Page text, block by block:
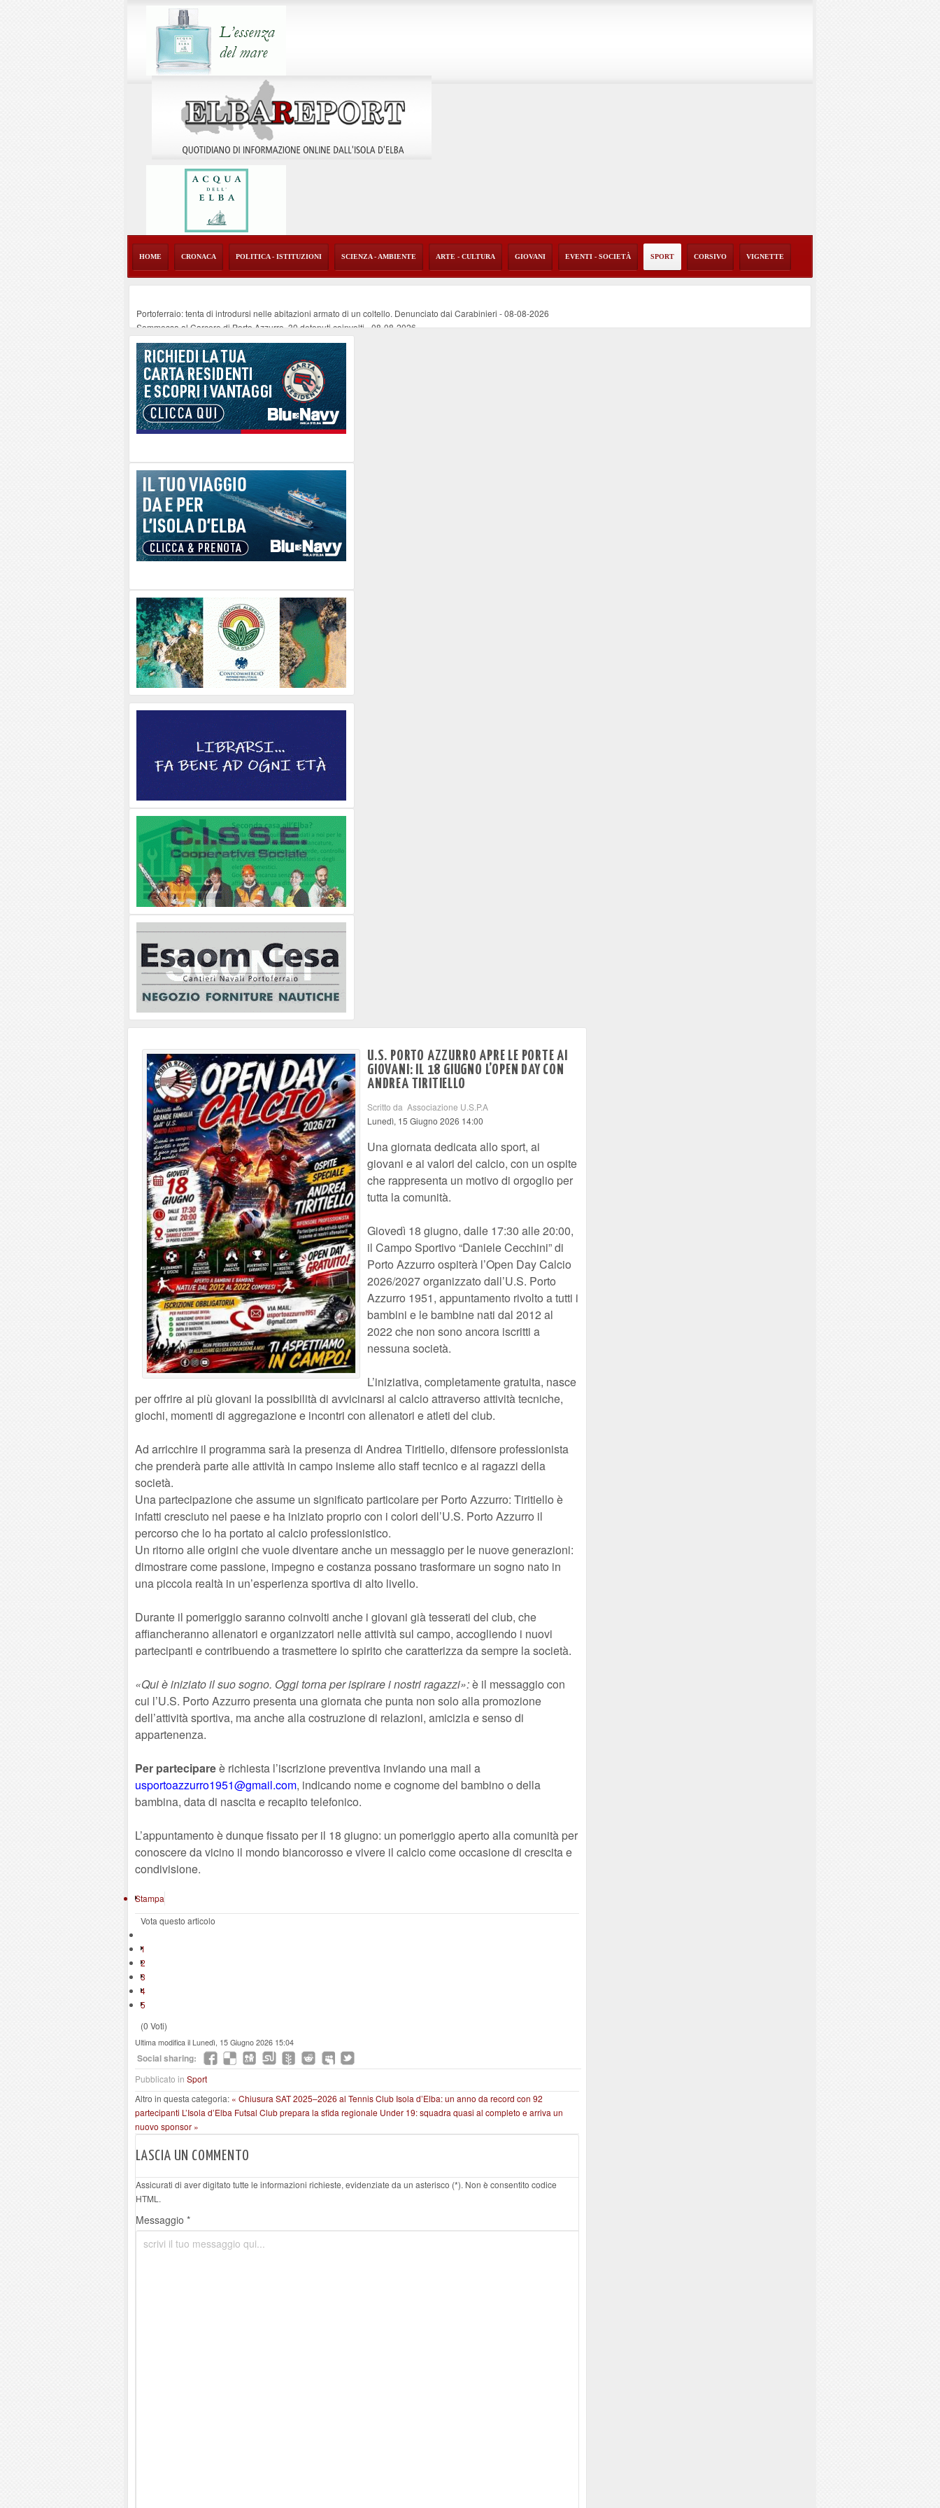
HOME CRONACA POLITICA - ISTITUZIONI SCIENZA - AMBIENTE ARTE - CULTURA GIOVANI EVENTI - SOCIETÀ SPORT CORSIVO VIGNETTE
Portoferraio: tenta di introdursi nelle abitazioni armato di un coltello. Denunciato dai Carabinieri -08-08-2026
Sommossa al Carcere di Porto Azzurro, 30 detenuti coinvolti-08-08-2026
“Diamanti all’Inferno nell’infinito” e il teatro come esercizio del dubbio
Mola ripulita dagli scout Agesci della Valsusa e Legambiente
La grave carenza di medici Usmaf sta creando notevoli disagi ai lavoratori marittimi e alle aziende
U.S. PORTO AZZURRO APRE LE PORTE AI
GIOVANI: IL 18 GIUGNO L’OPEN DAY CON
ANDREA TIRITIELLO
Scritto da Associazione U.S.P.A
Lunedì, 15 Giugno 2026 14:00
Una giornata dedicata allo sport, ai
giovani e ai valori del calcio, con un ospite
che rappresenta un motivo di orgoglio per
tutta la comunità.
Giovedì 18 giugno, dalle 17:30 alle 20:00,
il Campo Sportivo “Daniele Cecchini” di
Porto Azzurro ospiterà l’Open Day Calcio
2026/2027 organizzato dall’U.S. Porto
Azzurro 1951, appuntamento rivolto a tutti i
bambini e le bambine nati dal 2012 al
2022 che non sono ancora iscritti a
nessuna società.
L’iniziativa, completamente gratuita, nasce
per offrire ai più giovani la possibilità di avvicinarsi al calcio attraverso attività tecniche,
giochi, momenti di aggregazione e incontri con allenatori e atleti del club.
Ad arricchire il programma sarà la presenza di Andrea Tiritiello, difensore professionista
che prenderà parte alle attività in campo insieme allo staff tecnico e ai ragazzi della
società.
Una partecipazione che assume un significato particolare per Porto Azzurro: Tiritiello è
infatti cresciuto nel paese e ha iniziato proprio con i colori dell’U.S. Porto Azzurro il
percorso che lo ha portato al calcio professionistico.
Un ritorno alle origini che vuole diventare anche un messaggio per le nuove generazioni:
dimostrare come passione, impegno e costanza possano trasformare un sogno nato in
una piccola realtà in un’esperienza sportiva di alto livello.
Durante il pomeriggio saranno coinvolti anche i giovani già tesserati del club, che
affiancheranno allenatori e organizzatori nelle attività sul campo, accogliendo i nuovi
partecipanti e contribuendo a trasmettere lo spirito che caratterizza da sempre la società.
«Qui è iniziato il suo sogno. Oggi torna per ispirare i nostri ragazzi»:è il messaggio con
cui l’U.S. Porto Azzurro presenta una giornata che punta non solo alla promozione
dell’attività sportiva, ma anche alla costruzione di relazioni, amicizia e senso di
appartenenza.
Per partecipareè richiesta l’iscrizione preventiva inviando una mail a
usportoazzurro1951@gmail.com, indicando nome e cognome del bambino o della
bambina, data di nascita e recapito telefonico.
L’appuntamento è dunque fissato per il 18 giugno: un pomeriggio aperto alla comunità per
conoscere da vicino il mondo biancorosso e vivere il calcio come occasione di crescita e
condivisione.
Stampa
Vota questo articolo
1
2
3
4
5
(0 Voti)
Ultima modifica il Lunedì, 15 Giugno 2026 15:04
Social sharing:
Pubblicato in Sport
Altro in questa categoria: « Chiusura SAT 2025–2026 al Tennis Club Isola d’Elba: un anno da record con 92
partecipanti L’Isola d’Elba Futsal Club prepara la sfida regionale Under 19: squadra quasi al completo e arriva un
nuovo sponsor »
LASCIA UN COMMENTO
Assicurati di aver digitato tutte le informazioni richieste, evidenziate da un asterisco (*). Non è consentito codice
HTML.
Messaggio *